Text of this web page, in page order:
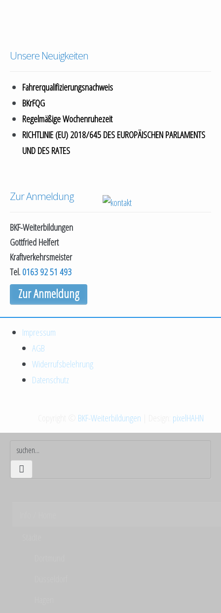
Unsere Neuigkeiten
Fahrerqualifizierungsnachweis
BKrFQG
Regelmäßige Wochenruhezeit
RICHTLINIE (EU) 2018/645 DES EUROPÄISCHEN PARLAMENTS
UND DES RATES
Zur Anmeldung
BKF-Weiterbildungen
Gottfried Helfert
Kraftverkehrsmeister
Tel.0163 92 51 493
Zur Anmeldung
Impressum
AGB
Widerrufsbelehrung
Datenschutz
BKF-Weiterbildungen pixelHAHN